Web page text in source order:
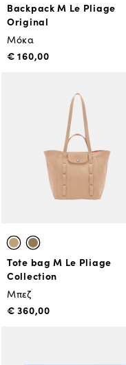
Backpack M Le Pliage
Original
Μόκα
€ 160,00
Tote bag M Le Pliage
Collection
Μπεζ
€ 360,00